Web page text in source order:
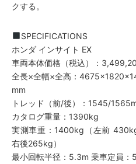
クする。
SPECIFICATIONS
ホンダ インサイト EX
車両本体価格（税込）：
全長×全幅×全高：
mm
トレッド（前/後）：1545/
カタログ重量：1390kg
実測車重：1400kg（左前
右後265kg）
最小回転半径：5.3m 乗車定員：